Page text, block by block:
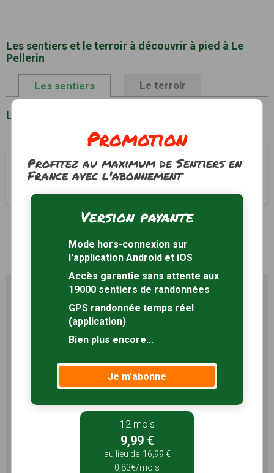
Les sentiers et le terroir à découvrir à pied à Le
Pellerin
Les sentiers Le terroir
Liste des sentiers à Le Pellerin
Circuit du Bocage
Le Pellerin, Loire-Atlantique (44)
1
Profitez au maximum de
Sentiers en France avec rando
Le compteRando
permet de profiter de tout le
Favoris illimités
5,99 €
1,99€/mois
Promotion
Profitez au maximum de Sentiers en
France avec l'abonnement
Version payante
Mode hors-connexion sur
l'application Android et iOS
Accès garantie sans attente aux
19000 sentiers de randonnées
GPS randonnée temps réel
(application)
Bien plus encore...
Je m'abonne
12 mois
9,99 €
au lieu de 16,99 €
0,83€/mois